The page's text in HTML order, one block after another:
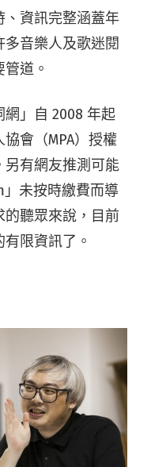
、資訊完整涵蓋年
音樂人及歌迷閱
道。
」自 2008 年起
會（MPA）授權
另有網友推測可能
未按時繳費而導
聽眾來說，目前
限資訊了。